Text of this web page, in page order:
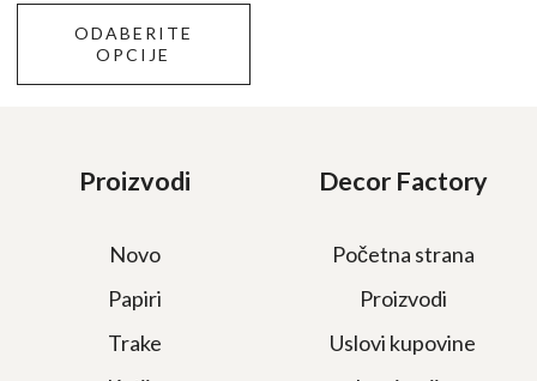
bila:
ODABERITE
OPCIJE
Proizvodi
Novo
Papiri
Trake
Decor Factory
Početna strana
Proizvodi
Uslovi kupovine